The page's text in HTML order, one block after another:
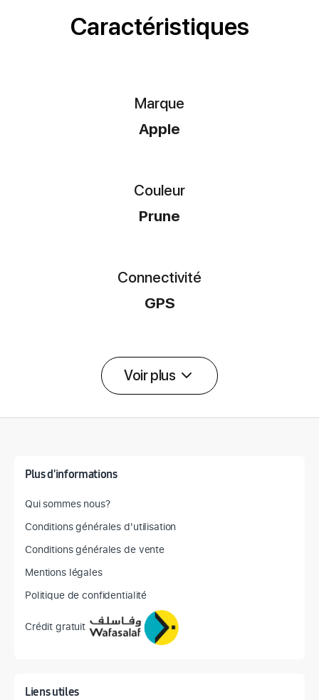
Caractéristiques
Marque
Apple
Couleur
Prune
Connectivité
GPS
Voir plus
Plus d'informations
Qui sommes nous?
Conditions générales d'utilisation
Conditions générales de vente
Mentions légales
Politique de confidentialité
Crédit gratuit
Liens utiles